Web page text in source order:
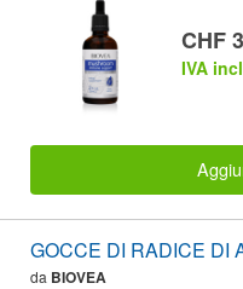
CHF
IVA
GOCCE DI RADICE DI
da BIOVEA